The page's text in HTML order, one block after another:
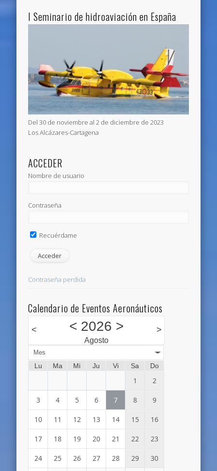
I Seminario de hidroaviación en España
Del 30 de noviembre al 2 de diciembre de 2023
Los Alcázares-Cartagena
ACCEDER
Nombre de usuario
Contraseña
Recuérdame
Contraseña perdida
Calendario de Eventos Aeronáuticos
< < 2026 >
Agosto
>
Mes
Lu Ma Mi Ju Vi Sa Do
1 2
3 4 5 6 7 8 9
10 11 12 13 14 15 16
17 18 19 20 21 22 23
24 25 26 27 28 29 30